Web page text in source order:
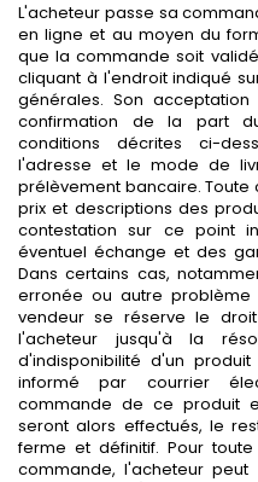
L'acheteur passe sa
en ligne et au moyen du
que la commande soit
cliquant à l'endroit indiqué
générales. Son
confirmation de la part
conditions décrites ci-
l'adresse et le mode de
prélèvement bancaire.
prix et descriptions des
contestation sur ce point
éventuel échange et des
Dans certains cas,
erronée ou autre
vendeur se réserve le
l'acheteur jusqu'à la
d'indisponibilité d'un
informé par courrier
commande de ce produit
seront alors effectués, le
ferme et définitif. Pour
commande, l'acheteur